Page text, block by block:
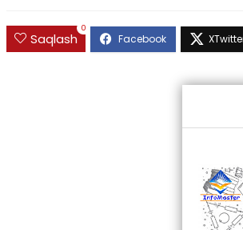
Saqlash
0